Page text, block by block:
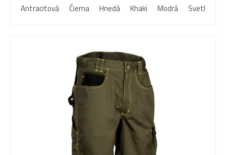
Antracitová
Čierna Hnedá Khaki Modrá Svetlo